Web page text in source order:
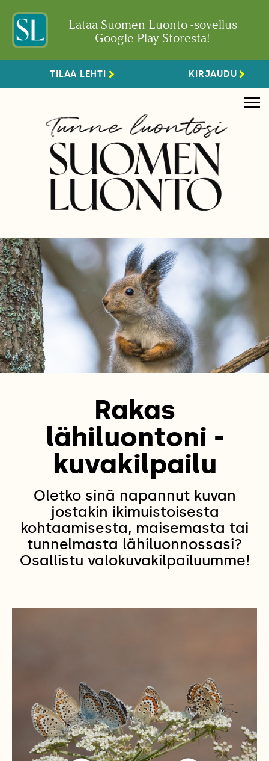
Lataa Suomen Luonto -sovellus
Google Play Storesta!
TILAA LEHTI KIRJAUDU
Rakas
lähiluontoni -
kuvakilpailu
Oletko sinä napannut kuvan
jostakin ikimuistoisesta
kohtaamisesta, maisemasta tai
tunnelmasta lähiluonnossasi?
Osallistu valokuvakilpailuumme!